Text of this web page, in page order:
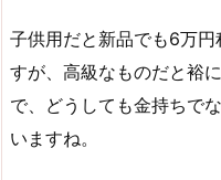
子供用だと新品でも6万
すが、高級なものだと裕
で、どうしても金持ちで
いますね。